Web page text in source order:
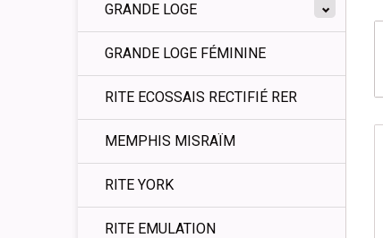
GRANDE LOGE
GRANDE LOGE FÉMININE
RITE ECOSSAIS RECTIFIÉ RER
MEMPHIS MISRAÏM
RITE YORK
RITE EMULATION